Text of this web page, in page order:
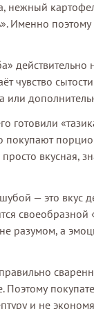
нежный
Именно поэтому
или
готовили
покупают
вкусная,
— это вкус
своеобразной
разумом, а
Поэтому
и не